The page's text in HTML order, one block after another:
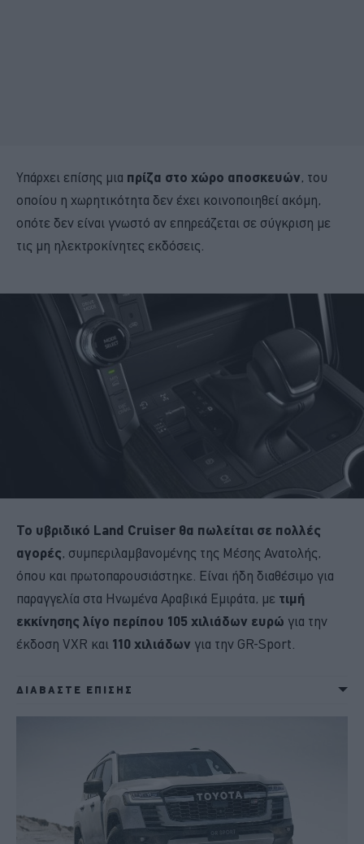
Υπάρχει επίσης μια πρίζα στο χώρο αποσκευών, του
οποίου η χωρητικότητα δεν έχει κοινοποιηθεί ακόμη,
οπότε δεν είναι γνωστό αν επηρεάζεται σε σύγκριση με
τις μη ηλεκτροκίνητες εκδόσεις.
Το υβριδικό Land Cruiser θα πωλείται σε πολλές
αγορές, συμπεριλαμβανομένης της Μέσης Ανατολής,
όπου και πρωτοπαρουσιάστηκε. Είναι ήδη διαθέσιμο για
παραγγελία στα Ηνωμένα Αραβικά Εμιράτα, με τιμή
εκκίνησης λίγο περίπου 105 χιλιάδων ευρώ για την
έκδοση VXR και 110 χιλιάδων για την GR-Sport.
ΔΙΑΒΑΣΤΕ ΕΠΙΣΗΣ